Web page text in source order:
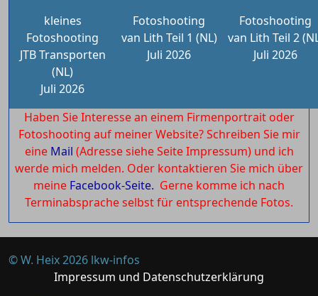
kleines
Fotoshooting
JTB Transporten
(NL)
Juli 2026
Fotoshooting
van Lith Teil 1 (NL)
Juli 2026
Fotoshooting
van Lith Teil 2
Juli 2026
Haben Sie Interesse an einem Firmenportrait oder
Fotoshooting auf meiner Website? Schreiben Sie mir
eine Mail (Adresse siehe Seite Impressum) und ich
werde mich melden. Oder kontaktieren Sie mich über
meine Facebook-Seite. Gerne komme ich nach
Terminabsprache selbst für entsprechende Fotos.
© W. Heix 2026 lkw-infos
Impressum und Datenschutzerklärung